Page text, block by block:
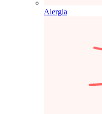
Alergia